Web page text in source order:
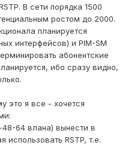
В сети порядка 1500
ростом до 2000.
планируется
интерфейсов) и PIM-SM
абонентские
ибо сразу видно,
это я все - хочется
64 влана) вынести в
RSTP, т.е.